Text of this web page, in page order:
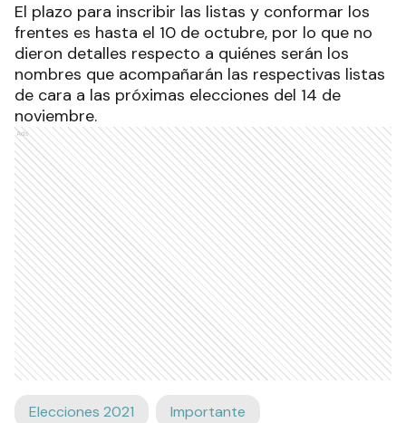
El plazo para inscribir las listas y conformar los
frentes es hasta el 10 de octubre, por lo que no
dieron detalles respecto a quiénes serán los
nombres que acompañarán las respectivas listas
de cara a las próximas elecciones del 14 de
noviembre.
Ads
Elecciones 2021 Importante